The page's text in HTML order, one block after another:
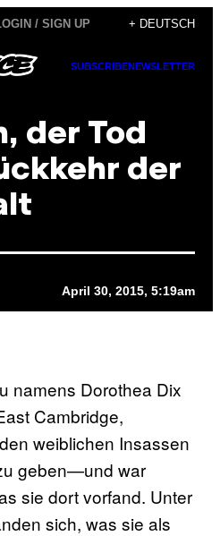
/ SIGN UP + DEUTSCH
SUBSCRIBENEWSLETTER
der Tod
der
April 30, 2015, 5:19am
namens Dorothea Dix
Cambridge,
weiblichen Insassen
geben—und war
sie dort vorfand. Unter
sich, was sie als